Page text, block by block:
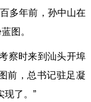
多年前，孙中山在
图。
察时来到汕头开埠
前，总书记驻足凝
现了。”